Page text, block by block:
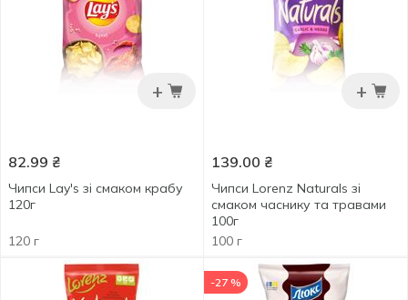
+
82.99 ₴
Чипси Lay's зі смаком крабу
120г
120 г
+
139.00 ₴
Чипси Lorenz Naturals зі
смаком часнику та травами
100г
100 г
-27 %